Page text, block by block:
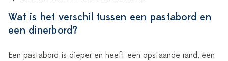
Wat is het verschil tussen een pastabord en
een dinerbord?
Een pastabord is dieper en heeft een opstaande rand, een